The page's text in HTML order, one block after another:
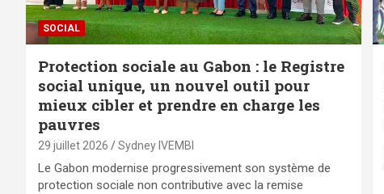
SOCIAL
Protection sociale au Gabon : le Registre
social unique, un nouvel outil pour
mieux cibler et prendre en charge les
pauvres
29 juillet 2026 Sydney IVEMBI
Le Gabon modernise progressivement son système de
protection sociale non contributive avec la remise